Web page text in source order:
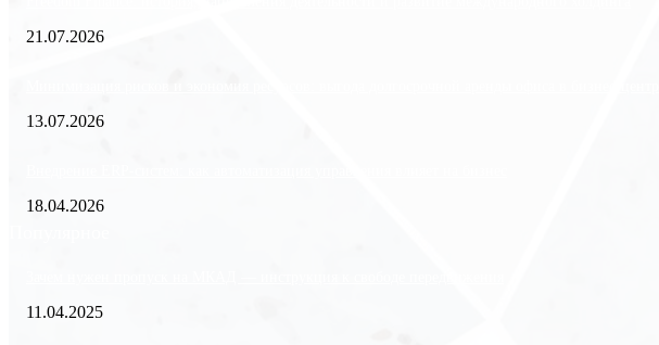
21.07.2026
13.07.2026
18.04.2026
11.04.2025